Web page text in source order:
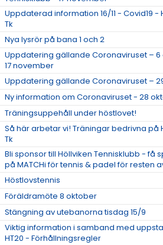
Uppdaterad information 16/11 - Covid19 -
Tk
Nya lysrör på bana 1 och 2
Uppdatering gällande Coronaviruset –
17 november
Uppdatering gällande Coronaviruset –
Ny information om Coronaviruset - 28
Träningsuppehåll under höstlovet!
Så här arbetar vi! Träningar bedrivna på
Tk
Bli sponsor till Höllviken Tennisklubb - få
på MATCHi för tennis & padel för resten
Höstlovstennis
Föräldramöte 8 oktober
Stängning av utebanorna tisdag 15/9
Viktig information i samband med
HT20 - Förhållningsregler